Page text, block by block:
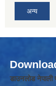
अन्य
डाउनलोड नेपाली